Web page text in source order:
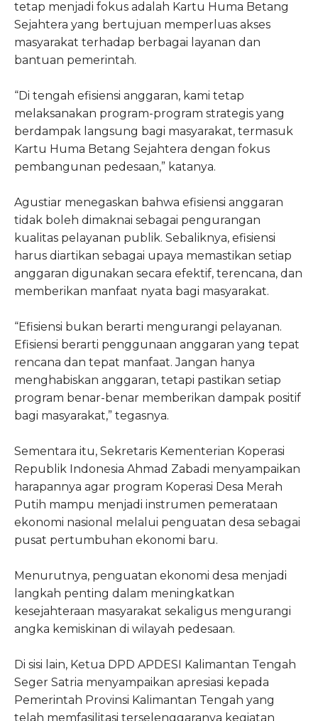
tetap menjadi fokus adalah Kartu Huma Betang
Sejahtera yang bertujuan memperluas akses
masyarakat terhadap berbagai layanan dan
bantuan pemerintah.
“Di tengah efisiensi anggaran, kami tetap
melaksanakan program-program strategis yang
berdampak langsung bagi masyarakat, termasuk
Kartu Huma Betang Sejahtera dengan fokus
pembangunan pedesaan,” katanya.
Agustiar menegaskan bahwa efisiensi anggaran
tidak boleh dimaknai sebagai pengurangan
kualitas pelayanan publik. Sebaliknya, efisiensi
harus diartikan sebagai upaya memastikan setiap
anggaran digunakan secara efektif, terencana, dan
memberikan manfaat nyata bagi masyarakat.
“Efisiensi bukan berarti mengurangi pelayanan.
Efisiensi berarti penggunaan anggaran yang tepat
rencana dan tepat manfaat. Jangan hanya
menghabiskan anggaran, tetapi pastikan setiap
program benar-benar memberikan dampak positif
bagi masyarakat,” tegasnya.
Sementara itu, Sekretaris Kementerian Koperasi
Republik Indonesia Ahmad Zabadi menyampaikan
harapannya agar program Koperasi Desa Merah
Putih mampu menjadi instrumen pemerataan
ekonomi nasional melalui penguatan desa sebagai
pusat pertumbuhan ekonomi baru.
Menurutnya, penguatan ekonomi desa menjadi
langkah penting dalam meningkatkan
kesejahteraan masyarakat sekaligus mengurangi
angka kemiskinan di wilayah pedesaan.
Di sisi lain, Ketua DPD APDESI Kalimantan Tengah
Seger Satria menyampaikan apresiasi kepada
Pemerintah Provinsi Kalimantan Tengah yang
telah memfasilitasi terselenggaranya kegiatan